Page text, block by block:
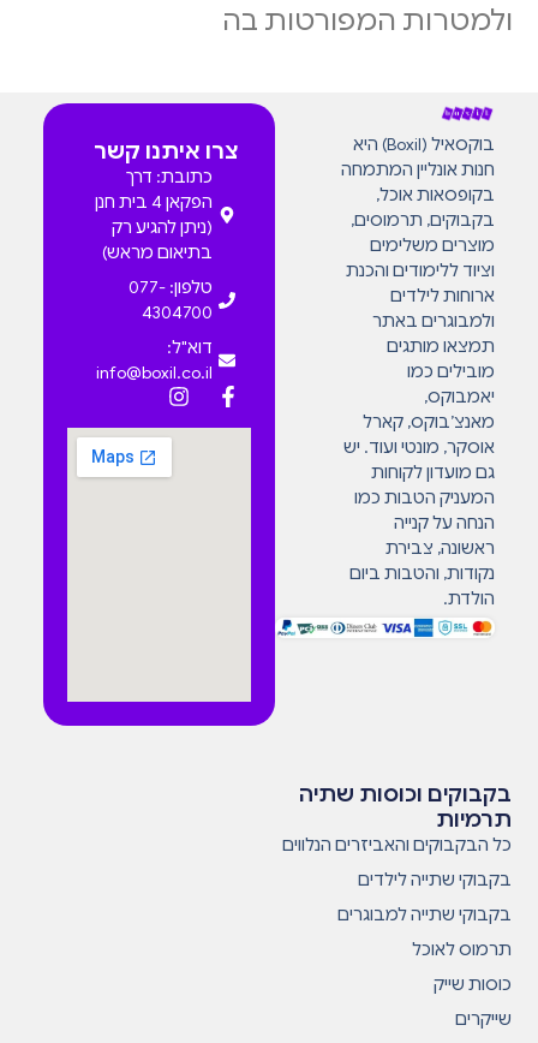
ולמטרות המפורטות בה
בוקסאיל (Boxil) היא
חנות אונליין המתמחה
בקופסאות אוכל,
בקבוקים, תרמוסים,
מוצרים משלימים
וציוד ללימודים והכנת
ארוחות לילדים
ולמבוגרים באתר
תמצאו מותגים
מובילים כמו
יאמבוקס,
מאנצ’בוקס, קארל
אוסקר, מונטי ועוד. יש
גם מועדון לקוחות
המעניק הטבות כמו
הנחה על קנייה
ראשונה, צבירת
נקודות, והטבות ביום
הולדת.
צרו איתנו קשר
כתובת: דרך
הפקאן 4 בית חנן
(ניתן להגיע רק
בתיאום מראש)
טלפון: 077-
4304700
דוא"ל:
info@boxil.co.il
בקבוקים וכוסות שתיה
תרמיות
כל הבקבוקים והאביזרים הנלווים
בקבוקי שתייה לילדים
בקבוקי שתייה למבוגרים
תרמוס לאוכל
כוסות שייק
שייקרים